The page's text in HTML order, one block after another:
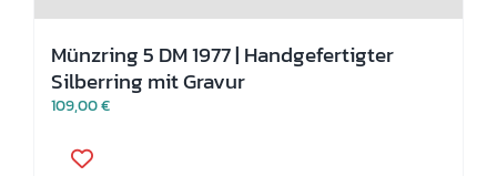
Münzring 5 DM 1977 | Handgefertigter
Silberring mit Gravur
109,00€
Produkt